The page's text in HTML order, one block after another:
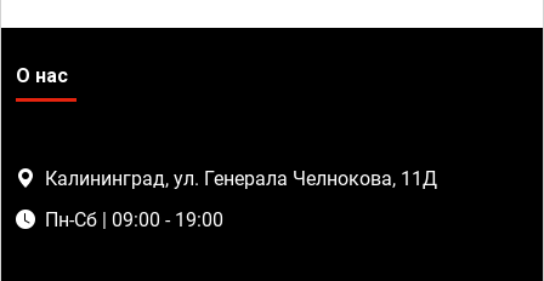
О нас
Калининград, ул. Генерала Челнокова, 11Д
Пн-Сб | 09:00 - 19:00